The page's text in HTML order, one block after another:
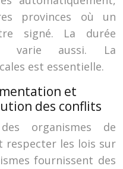
provinces où un
signé. La durée
varie aussi. La
est essentielle.
et
des conflits
organismes de
les lois sur
fournissent des